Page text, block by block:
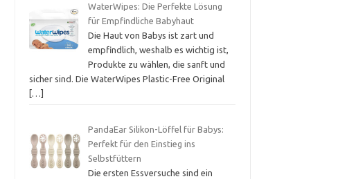
WaterWipes: Die Perfekte Lösung
für Empfindliche Babyhaut
Die Haut von Babys ist zart und
empfindlich, weshalb es wichtig ist,
Produkte zu wählen, die sanft und
sicher sind. Die WaterWipes Plastic-Free Original
[…]
PandaEar Silikon-Löffel für Babys:
Perfekt für den Einstieg ins
Selbstfüttern
Die ersten Essversuche sind ein